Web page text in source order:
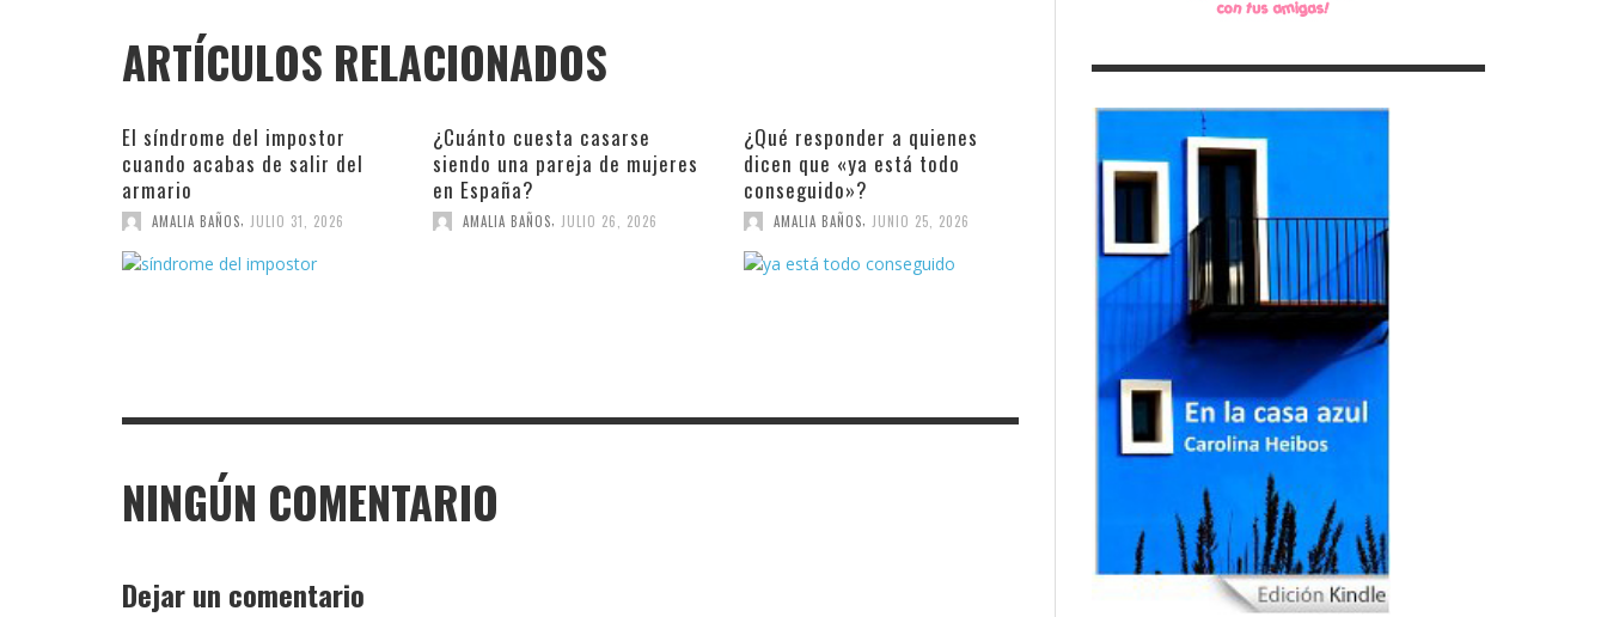
ARTÍCULOS RELACIONADOS
El síndrome del impostor
cuando acabas de salir del
armario
AMALIA BAÑOS JULIO 31, 2026
¿Cuánto cuesta casarse
siendo una pareja de mujeres
en España?
AMALIA BAÑOS JULIO 26, 2026
¿Qué responder a quienes
dicen que «ya está todo
conseguido»?
AMALIA BAÑOS JUNIO 25, 2026
NINGÚN COMENTARIO
Dejar un comentario